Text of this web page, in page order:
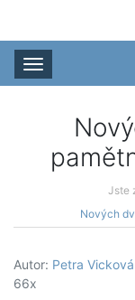
Rozbalit
Jste
Nových
Autor: Petra Vicková
66x